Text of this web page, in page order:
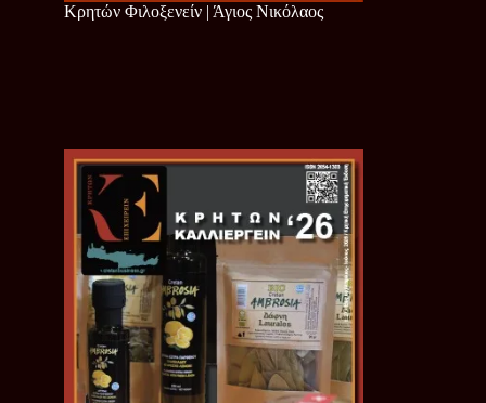
Κρητών Φιλοξενείν | Άγιος Νικόλαος